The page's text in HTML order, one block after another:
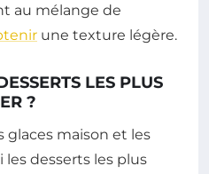
au mélange de
une texture légère.
LES PLUS
?
glaces maison et les
desserts les plus